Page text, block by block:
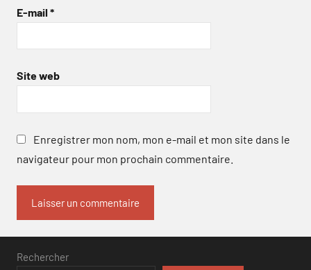
E-mail *
Site web
Enregistrer mon nom, mon e-mail et mon site dans le
navigateur pour mon prochain commentaire.
Rechercher